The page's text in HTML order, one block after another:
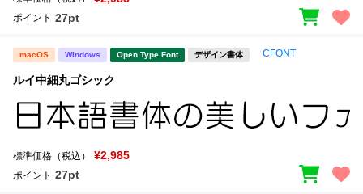
ポイント 27pt
macOS Windows Open Type Font デザイン書体 CFONT
ルイ中細丸ゴシック
標準価格（税込） ¥2,985
ポイント 27pt